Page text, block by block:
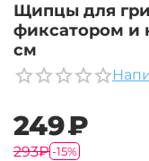
Щипцы для
фиксатором и
см
‍249‍₽
‍293‍₽-15%